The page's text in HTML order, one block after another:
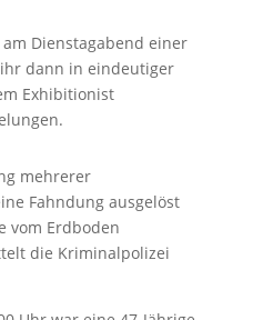
Dienstagabend einer
dann in eindeutiger
Exhibitionist
mehrerer
Fahndung ausgelöst
vom Erdboden
die Kriminalpolizei